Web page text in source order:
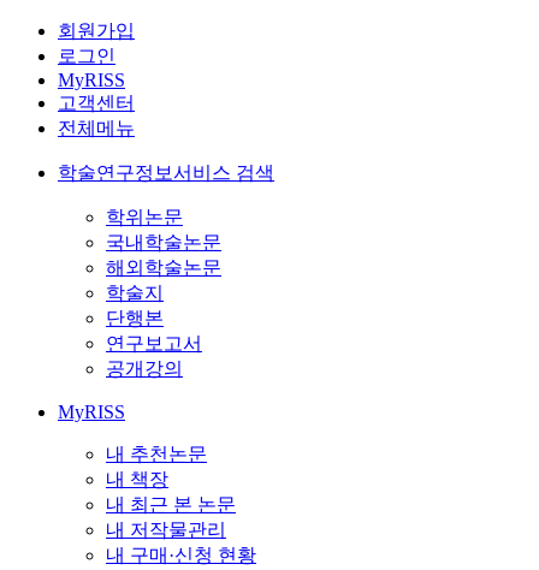
회원가입
로그인
MyRISS
고객센터
전체메뉴
학술연구정보서비스 검색
학위논문
국내학술논문
해외학술논문
학술지
단행본
연구보고서
공개강의
MyRISS
내 추천논문
내 책장
내 최근 본 논문
내 저작물관리
내 구매·신청 현황